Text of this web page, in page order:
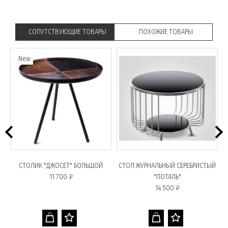
СОПУТСТВУЮЩИЕ ТОВАРЫ ПОХОЖИЕ ТОВАРЫ
New
СТОЛИК "ДЖОСЕТ" БОЛЬШОЙ
11 700 ₽
СТОЛ ЖУРНАЛЬНЫЙ СЕРЕБРИСТЫЙ
"ПОТАЛЬ"
14 500 ₽